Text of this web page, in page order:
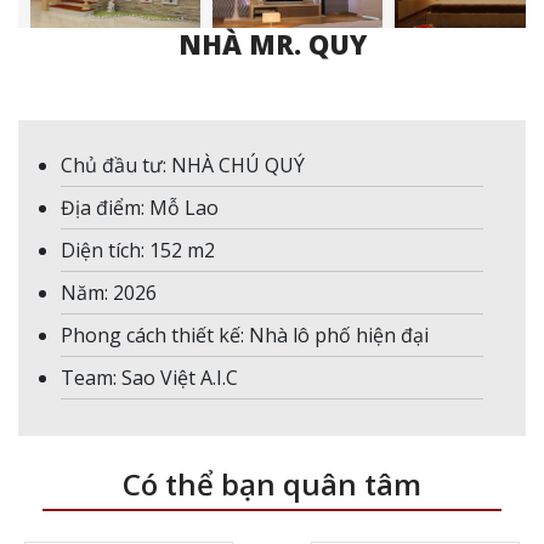
NHÀ MR. QUY
Chủ đầu tư: NHÀ CHÚ QUÝ
Địa điểm: Mỗ Lao
Diện tích: 152 m2
Năm: 2026
Phong cách thiết kế: Nhà lô phố hiện đại
Team: Sao Việt A.I.C
Có thể bạn quân tâm